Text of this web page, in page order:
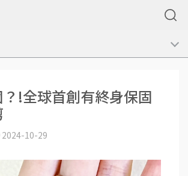
!全球首創有終身保固
2024-10-29